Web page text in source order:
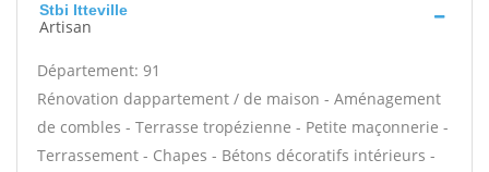
Stbi Itteville
Artisan
Département: 91
Rénovation dappartement / de maison - Aménagement
de combles - Terrasse tropézienne - Petite maçonnerie -
Terrassement - Chapes - Bétons décoratifs intérieurs -